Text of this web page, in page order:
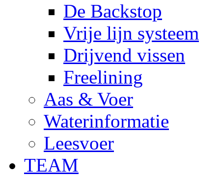
De Backstop
Vrije lijn systeem
Drijvend vissen
Freelining
Aas & Voer
Waterinformatie
Leesvoer
TEAM